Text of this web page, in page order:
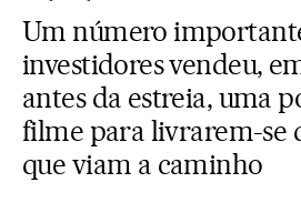
Um número
investidores vendeu,
antes da estreia, uma
filme para livrarem-se
que viam a caminho